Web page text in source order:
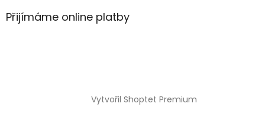
Přijímáme online platby
Vytvořil Shoptet Premium